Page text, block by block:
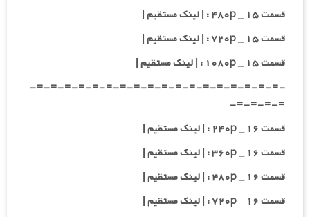
قسمت ۱۵ _ ۴۸۰p : | لینک مستقیم |
قسمت ۱۵ _ ۷۲۰p : | لینک مستقیم |
قسمت ۱۵ _ ۱۰۸۰p : | لینک مستقیم |
-=-=-=-=-=-=-=-=-=-=-=-=-=-=-=-=-=-=-
=-=-=-=-
قسمت ۱۶ _ ۲۴۰p : | لینک مستقیم |
قسمت ۱۶ _ ۳۶۰p : | لینک مستقیم |
قسمت ۱۶ _ ۴۸۰p : | لینک مستقیم |
قسمت ۱۶ _ ۷۲۰p : | لینک مستقیم |